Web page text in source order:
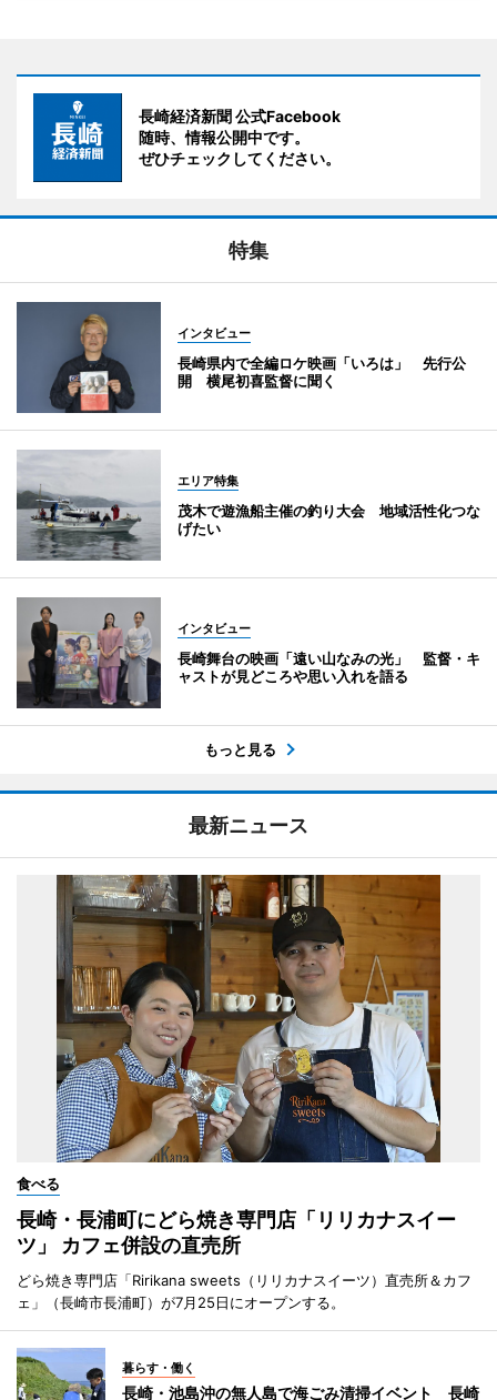
長崎経済新聞 公式Facebook
随時、情報公開中です。
ぜひチェックしてください。
特集
インタビュー
長崎県内で全編ロケ映画「いろは」 先行公
開 横尾初喜監督に聞く
エリア特集
茂木で遊漁船主催の釣り大会 地域活性化つな
げたい
インタビュー
長崎舞台の映画「遠い山なみの光」 監督・キ
ャストが見どころや思い入れを語る
もっと見る
最新ニュース
食べる
長崎・長浦町にどら焼き専門店「リリカナスイー
ツ」 カフェ併設の直売所
どら焼き専門店「Ririkana sweets（リリカナスイーツ）直売所＆カフ
ェ」（長崎市長浦町）が7月25日にオープンする。
暮らす・働く
長崎・池島沖の無人島で海ごみ清掃イベント 長崎